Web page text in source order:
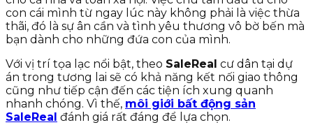
con cái mình từ ngay lúc này không phải là việc thừa
thãi, đó là sự ân cần và tình yêu thương vô bờ bến mà
bạn dành cho những đứa con của mình.
Với vị trí tọa lạc nổi bật, theo SaleReal cư dân tại dự
án trong tương lai sẽ có khả năng kết nối giao thông
cũng như tiếp cận đến các tiện ích xung quanh
nhanh chóng. Vì thế, môi giới bất động sản
SaleReal đánh giá rất đáng để lựa chọn.